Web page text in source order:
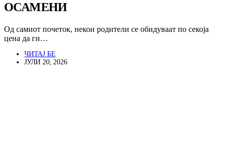
ОСАМЕНИ
Од самиот почеток, некои родители се обидуваат по секоја
цена да ги…
ЧИТАЈ БЕ
ЈУЛИ 20, 2026